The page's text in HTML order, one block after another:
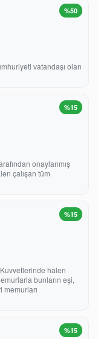
%50
vatandaşı olan
%15
onaylanmış
çalışan tüm
%15
halen
bunların eşi,
memurları
%15